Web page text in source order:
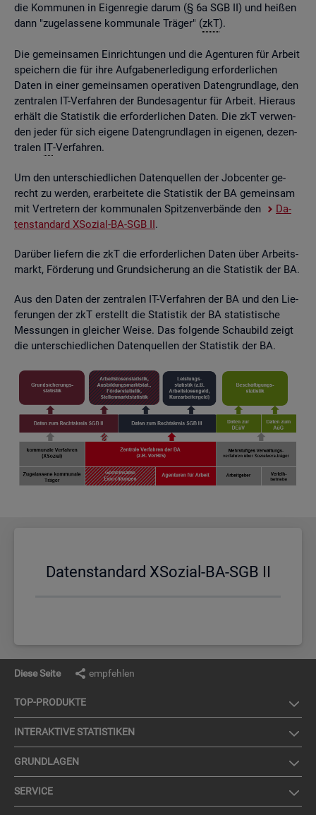
die Kom­mu­nen in Ei­gen­re­gie darum (§ 6a SGB II) und hei­ßen
dann "zu­ge­las­se­ne kom­mu­na­le Trä­ger" (zkT).
Die ge­mein­sa­men Ein­rich­tun­gen und die Agen­tu­ren für Ar­beit
spei­chern die für ihre Auf­ga­ben­er­le­di­gung er­for­der­li­chen
Daten in einer ge­mein­sa­men ope­ra­ti­ven Da­ten­grund­la­ge, den
zen­tra­len IT-Ver­fah­ren der Bun­des­agen­tur für Ar­beit. Hier­aus
er­hält die Sta­tis­tik die er­for­der­li­chen Daten. Die zkT ver­wen­
den jeder für sich ei­ge­ne Da­ten­grund­la­gen in ei­ge­nen, de­zen­
tra­len IT-Ver­fah­ren.
Um den un­ter­schied­li­chen Da­ten­quel­len der Job­cen­ter ge­
recht zu wer­den, er­ar­bei­te­te die Sta­tis­tik der BA ge­mein­sam
mit Ver­tre­tern der kom­mu­na­len Spit­zen­ver­bän­de den
Da­
ten­stan­dard XSo­zi­al-BA-SGB II.
Dar­über lie­fern die zkT die er­for­der­li­chen Daten über Ar­beits­
markt, För­de­rung und Grund­si­che­rung an die Sta­tis­tik der BA.
Aus den Daten der zen­tra­len IT-Ver­fah­ren der BA und den Lie­
fe­run­gen der zkT er­stellt die Sta­tis­tik der BA sta­tis­ti­sche
Mes­sun­gen in glei­cher Weise. Das fol­gen­de Schau­bild zeigt
die un­ter­schied­li­chen Da­ten­quel­len der Sta­tis­tik der BA.
Da­ten­stan­dard XSo­zi­al-BA-SGB II
Diese Seite empfehlen
TOP-PRO­DUK­TE
IN­TER­AK­TI­VE STA­TIS­TI­KEN
GRUND­LA­GEN
SER­VICE